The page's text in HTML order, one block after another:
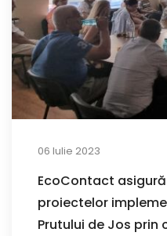
06 Iulie 2023
EcoContact
proiectelor
Prutului de Jos prin